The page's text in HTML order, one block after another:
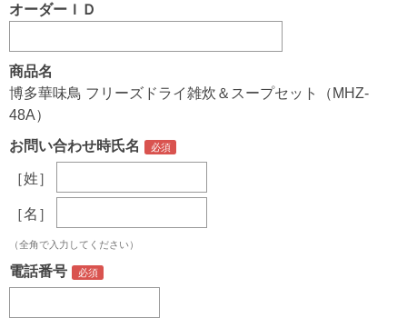
オーダーＩＤ
商品名
博多華味鳥 フリーズドライ雑炊＆スープセット（MHZ-
48A）
お問い合わせ時氏名
［姓］
［名］
（全角で入力してください）
電話番号